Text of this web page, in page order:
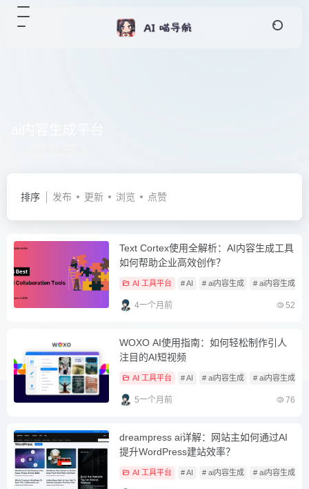
排序 发布 更新 浏览 点赞
Text Cortex使用全解析：AI内容生成工具
如何帮助企业高效创作？
AI 工具平台 # AI # ai内容生成 # ai内容生成工
4一个月前 52
WOXO AI使用指南：如何轻松制作引人
注目的AI短视频
AI 工具平台 # AI # ai内容生成 # ai内容生成工
5一个月前 76
dreampress ai详解：网站主如何通过AI
提升WordPress建站效率？
AI 工具平台 # AI # ai内容生成 # ai内容生成工